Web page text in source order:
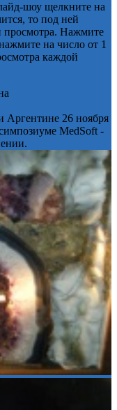
шоу щелкните на
то под ней
просмотра. Нажмите
на число от 1
каждой
Аргентине 26 ноября
MedSoft -